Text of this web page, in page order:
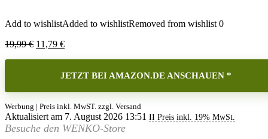
Add to wishlistAdded to wishlistRemoved from wishlist 0
19,99€ Ursprünglicher
19,99 €
11,79 €Aktueller
11,79 €.
JETZT BEI AMAZON.DE ANSCHAUEN *
Werbung | Preis inkl. MwST. zzgl. Versand
Aktualisiert am 7. August 2026 13:51 II Preis inkl. 19% MwSt.
Besuche den WENKO-Store